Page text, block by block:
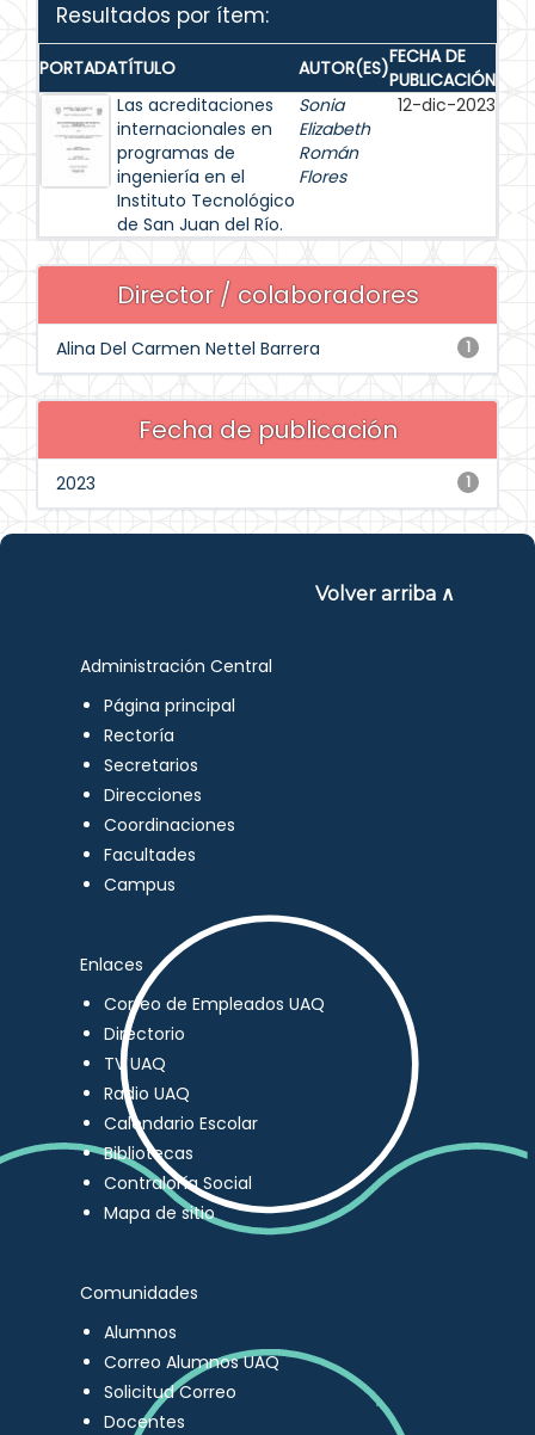
Resultados por ítem:
PORTADATÍTULO AUTOR(ES)FECHA DE
PUBLICACIÓN
Las acreditaciones
internacionales en
programas de
ingeniería en el
Instituto Tecnológico
de San Juan del Río.
Sonia
Elizabeth
Román
Flores
12-dic-2023
Director / colaboradores
1
Alina Del Carmen Nettel Barrera
Fecha de publicación
1
2023
Volver arriba ∧
Administración Central
Página principal
Rectoría
Secretarios
Direcciones
Coordinaciones
Facultades
Campus
Enlaces
Correo de Empleados UAQ
Directorio
TV UAQ
Radio UAQ
Calendario Escolar
Bibliotecas
Contraloría Social
Mapa de sitio
Comunidades
Alumnos
Correo Alumnos UAQ
Solicitud Correo
Docentes